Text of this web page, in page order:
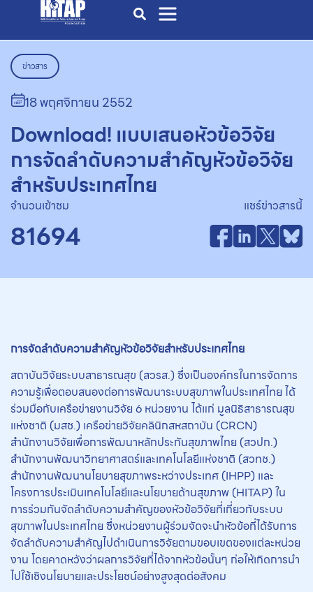
ข่าวสาร
18 พฤศจิกายน 2552
Download! แบบเสนอหัวข้อวิจัย
การจัดลำดับความสำคัญหัวข้อวิจัย
สำหรับประเทศไทย
จำนวนเข้าชม
81694
แชร์ข่าวสารนี้
การจัดลำดับความสำคัญหัวข้อวิจัยสำหรับประเทศไทย
สถาบันวิจัยระบบสาธารณสุข (สวรส.) ซึ่งเป็นองค์กรในการจัดการ
ความรู้เพื่อตอบสนองต่อการพัฒนาระบบสุขภาพในประเทศไทย ได้
ร่วมมือกับเครือข่ายงานวิจัย 6 หน่วยงาน ได้แก่ มูลนิธิสาธารณสุข
แห่งชาติ (มสช.) เครือข่ายวิจัยคลินิกสหสถาบัน (CRCN)
สำนักงานวิจัยเพื่อการพัฒนาหลักประกันสุขภาพไทย (สวปก.)
สำนักงานพัฒนาวิทยาศาสตร์และเทคโนโลยีแห่งชาติ (สวทช.)
สำนักงานพัฒนานโยบายสุขภาพระหว่างประเทศ (IHPP) และ
โครงการประเมินเทคโนโลยีและนโยบายด้านสุขภาพ (HITAP) ใน
การร่วมกันจัดลำดับความสำคัญของหัวข้อวิจัยที่เกี่ยวกับระบบ
สุขภาพในประเทศไทย ซึ่งหน่วยงานผู้ร่วมจัดจะนำหัวข้อที่ได้รับการ
จัดลำดับความสำคัญไปดำเนินการวิจัยตามขอบเขตของแต่ละหน่วย
งาน โดยคาดหวังว่าผลการวิจัยที่ได้จากหัวข้อนั้นๆ ก่อให้เกิดการนำ
ไปใช้เชิงนโยบายและประโยชน์อย่างสูงสุดต่อสังคม